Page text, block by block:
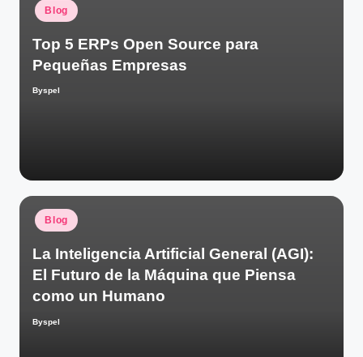
Publicado
en
Blog
Top 5 ERPs Open Source para
Pequeñas Empresas
Publicado
Byspel
Publicado
en
Blog
La Inteligencia Artificial General (AGI):
El Futuro de la Máquina que Piensa
como un Humano
Publicado
Byspel